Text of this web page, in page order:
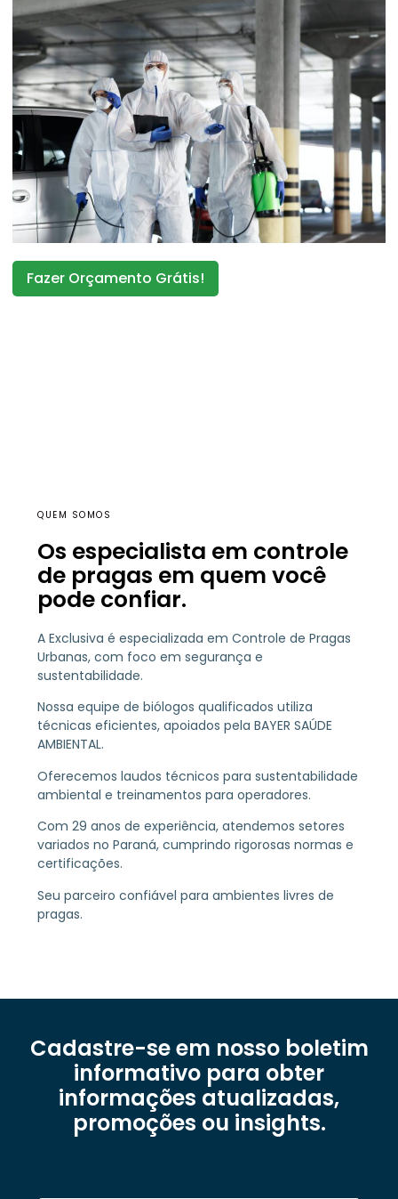
Fazer Orçamento Grátis!
QUEM SOMOS
Os especialista em controle
de pragas em quem você
pode confiar.
A Exclusiva é especializada em Controle de Pragas
Urbanas, com foco em segurança e
sustentabilidade.
Nossa equipe de biólogos qualificados utiliza
técnicas eficientes, apoiados pela BAYER SAÚDE
AMBIENTAL.
Oferecemos laudos técnicos para sustentabilidade
ambiental e treinamentos para operadores.
Com 29 anos de experiência, atendemos setores
variados no Paraná, cumprindo rigorosas normas e
certificações.
Seu parceiro confiável para ambientes livres de
pragas.
Cadastre-se em nosso boletim
informativo para obter
informações atualizadas,
promoções ou insights.​